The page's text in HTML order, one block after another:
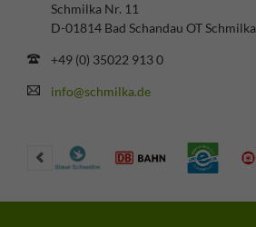
Schmilka Nr. 11
D-01814 Bad Schandau OT Schmilka
+49 (0) 35022 913 0
info@schmilka.de